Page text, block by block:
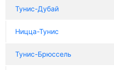
Тунис-Дубай
Ницца-Тунис
Тунис-Брюссель